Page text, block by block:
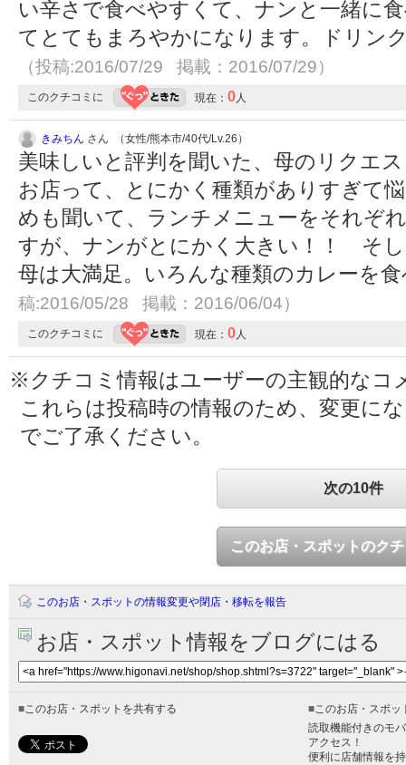
い辛さで食べやすくて、ナンと一緒に
てとてもまろやかになります。ドリン
（投稿:2016/07/29 掲載：2016/07/29）
このクチコミに 現在： 0人
きみちん さん （女性/熊本市/40代/Lv.26）
美味しいと評判を聞いた、母のリクエ
お店って、とにかく種類がありすぎて
めも聞いて、ランチメニューをそれぞ
すが、ナンがとにかく大きい！！ そ
母は大満足。いろんな種類のカレーを
稿:2016/05/28 掲載：2016/06/04）
このクチコミに 現在： 0人
※クチコミ情報はユーザーの主観的なコ
これらは投稿時の情報のため、変更に
でご了承ください。
次の10件
このお店・スポットのク
このお店・スポットの情報変更や閉店・移転を報告
お店・スポット情報をブログにはる
■このお店・スポットを共有する ■このお店・スポッ
読取機能付きのモ
アクセス！
便利に店舗情報を